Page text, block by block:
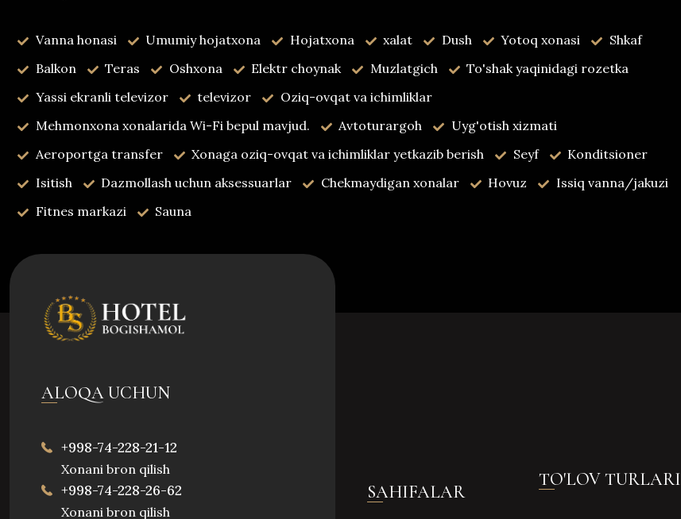
Vanna honasi Umumiy hojatxona Hojatxona xalat Dush Yotoq xonasi
Shkaf
Balkon
Teras Oshxona Elektr choynak Muzlatgich
To'shak yaqinidagi rozetka
Yassi ekranli televizor
televizor
Oziq-ovqat va ichimliklar
Mehmonxona xonalarida Wi-Fi bepul mavjud.
Avtoturargoh
Uyg'otish xizmati
Aeroportga transfer
Xonaga oziq-ovqat va ichimliklar yetkazib berish Seyf
Konditsioner
Isitish
Dazmollash uchun aksessuarlar Chekmaydigan xonalar Hovuz
Issiq vanna/jakuzi
Fitnes markazi
Sauna
ALOQA UCHUN
+998-74-228-21-12
Xonani bron qilish
+998-74-228-26-62
Xonani bron qilish
SAHIFALAR
TO'LOV TURLARI